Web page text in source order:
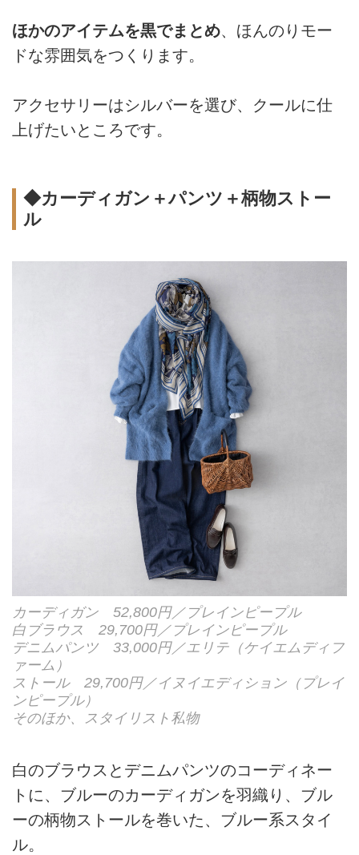
ほかのアイテムを黒でまとめ、ほんのりモー
ドな雰囲気をつくります。
アクセサリーはシルバーを選び、クールに仕
上げたいところです。
◆カーディガン＋パンツ＋柄物ストー
ル
カーディガン 52,800円／プレインピープル
白ブラウス 29,700円／プレインピープル
デニムパンツ 33,000円／エリテ（ケイエムディフ
ァーム）
ストール 29,700円／イヌイエディション（プレイ
ンピープル）
そのほか、スタイリスト私物
白のブラウスとデニムパンツのコーディネー
トに、ブルーのカーディガンを羽織り、ブル
ーの柄物ストールを巻いた、ブルー系スタイ
ル。